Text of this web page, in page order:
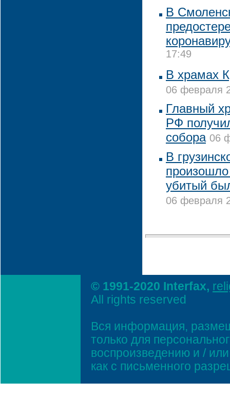
В
17:49
В храмах
06 февраля
Главный
РФ
собора 06
В
убитый
06 февраля
© 1991-2020 Interfax,
All rights reserved
Вся информация,
только для
воспроизведению и /
как с письменного